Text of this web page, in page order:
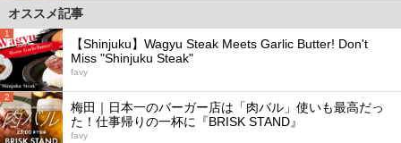
オススメ記事
1
【Shinjuku】Wagyu Steak Meets Garlic Butter! Don't
Miss "Shinjuku Steak"
favy
2
梅田｜日本一のバーガー店は「肉バル」使いも最高だっ
た！仕事帰りの一杯に『BRISK STAND』
favy